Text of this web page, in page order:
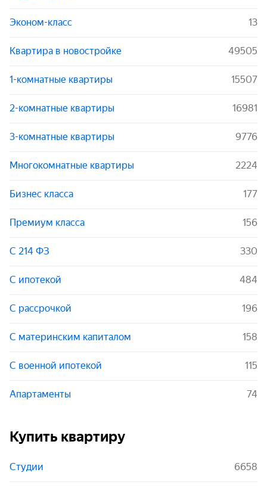
Эконом-класс 13
Квартира в новостройке 49505
1-комнатные квартиры 15507
2-комнатные квартиры 16981
3-комнатные квартиры 9776
Многокомнатные квартиры 2224
Бизнес класса 177
Премиум класса 156
С 214 ФЗ 330
С ипотекой 484
С рассрочкой 196
С материнским капиталом 158
С военной ипотекой 115
Апартаменты 74
Купить квартиру
Студии 6658